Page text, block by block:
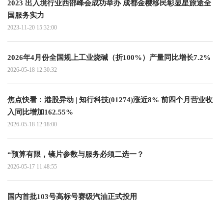
2023 出入境行业西部峰会成功举办 成都金樱移民彰显星旅途全
国服务实力
2023-11-20 15:32:00
2026年4月份全国规上工业烧碱（折100%）产量同比增长7.2%
2026-05-18 12:30:32
焦点快看：港股异动 | 知行科技(01274)涨近8% 前四个月营业收
入同比增加162.55%
2026-05-18 12:18:00
“预算有限，镜片参数与服务必须二选一？
2026-05-17 11:48:55
国内首批103号高标号赛级汽油正式投用